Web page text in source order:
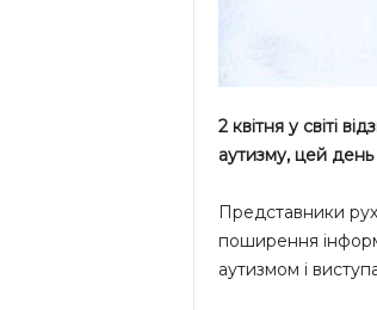
2 квітня у світі
аутизму, цей
Представники
поширення
аутизмом і